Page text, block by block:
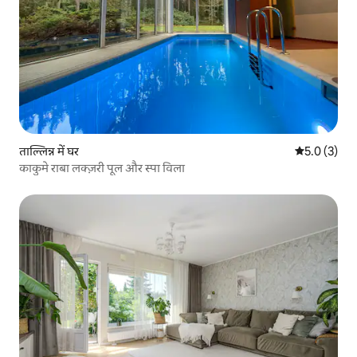
ताल्लिन्न में घर औसत रेटिंग 5
5.0 (3)
काकुमे राबा लक्ज़री पूल और स्पा विला